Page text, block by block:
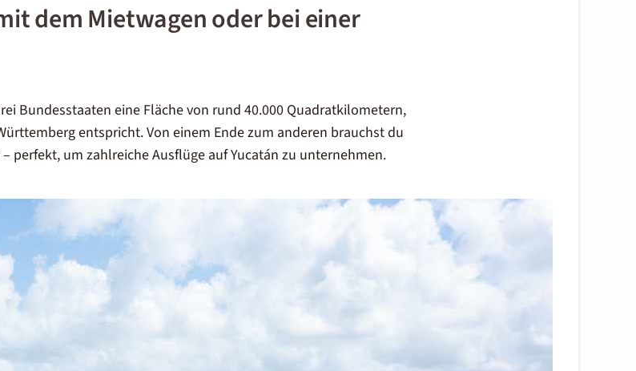
dem Mietwagen oder bei einer
Bundesstaaten eine Fläche von rund 40.000 Quadratkilometern,
entspricht. Von einem Ende zum anderen brauchst du
perfekt, um zahlreiche Ausflüge auf Yucatán zu unternehmen.